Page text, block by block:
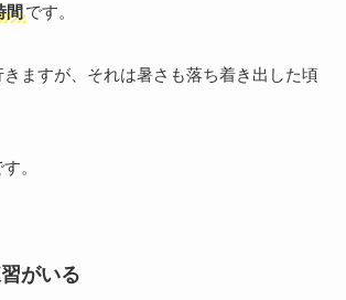
間です。
ますが、それは暑さも落ち着き出した頃
。
がいる